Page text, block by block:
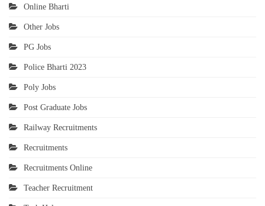
Online Bharti
Other Jobs
PG Jobs
Police Bharti 2023
Poly Jobs
Post Graduate Jobs
Railway Recruitments
Recruitments
Recruitments Online
Teacher Recruitment